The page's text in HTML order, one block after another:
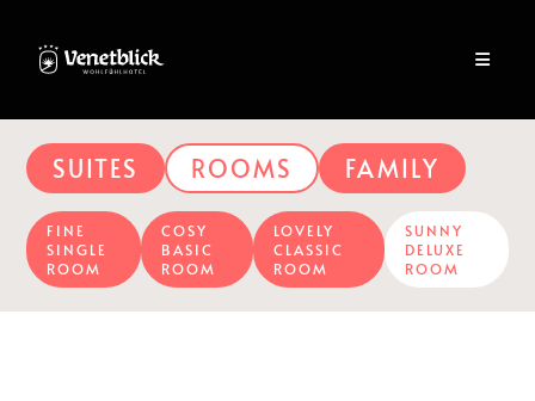
SUITES ROOMS FAMILY
FINE
SINGLE
ROOM
COSY
BASIC
ROOM
LOVELY
CLASSIC
ROOM
SUNNY
DELUXE
ROOM